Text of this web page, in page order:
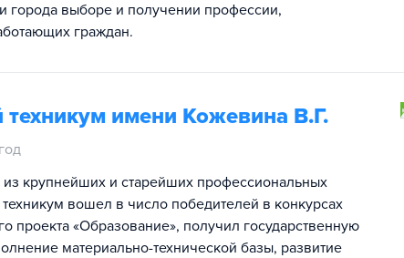
города выборе и получении профессии,
граждан.
техникум имени Кожевина В.Г.
крупнейших и старейших профессиональных
вошел в число победителей в конкурсах
проекта «Образование», получил государственную
материально-технической базы, развитие